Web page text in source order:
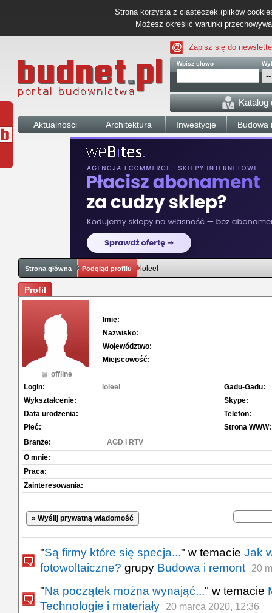
Strona korzysta z ciasteczek (plików
Możesz określić warunki
Zapisz się do
Wpisz słowo
Katalog
Aktualności Architektura Inwestycje Budowa
Strona główna Podgląd profilu loleel
Profil
offline
Imię:
Nazwisko:
Województwo:
Miejscowość:
Login:
loleel
Wykształcenie:
Data urodzenia:
Płeć:
Gadu-Gadu:
Skype:
Telefon:
Strona WWW:
Branże:
AGD i RTV
O mnie:
Praca:
Zainteresowania:
» Wyślij prywatną wiadomość
"Są firmy które się specja..." w temacie Jak
fotowoltaiczne? grupy Budowa i remont 20
"Na początek można wynająć..." w temacie
Technologie i materiały
20 marca 2020, 12:36